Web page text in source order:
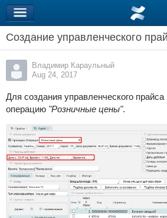
Создание управленческого
Владимир Караульный
Aug 24, 2017
Для создания управленческого
операцию "Розничные цены".